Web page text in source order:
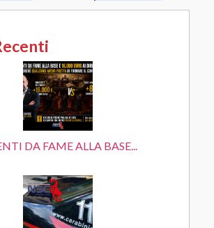
DA FAME ALLA BASE...